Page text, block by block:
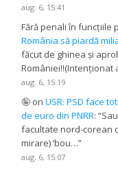
aug. 6, 15:41
Fără penali în funcțiile
România să piardă
făcut de ghinea și
României!!(Intenționat
aug. 6, 15:19
🤪 onUSR: PSD face
de euro din PNRR: “
facultate nord-corean
mirare) ‘bou…”
aug. 6, 15:07